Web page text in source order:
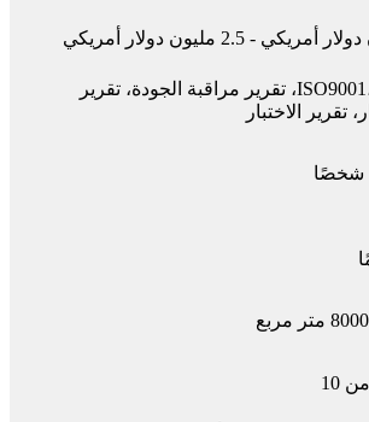
- 2.5 مليون دولار أمريكي
ISO9001، SGS، تقرير مراقبة الجودة، تقرير
تقرير الاختبار
مربع
10